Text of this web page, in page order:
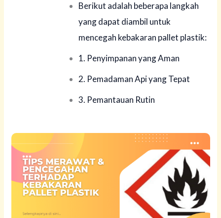
Berikut adalah beberapa langkah
yang dapat diambil untuk
mencegah kebakaran pallet plastik:
1. Penyimpanan yang Aman
2. Pemadaman Api yang Tepat
3. Pemantauan Rutin